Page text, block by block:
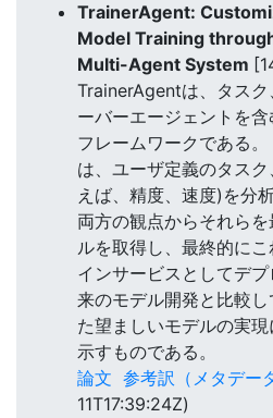
TrainerAgent:
Model Training
Multi-Agent System
TrainerAgentは、タス
ーバーエージェントを
フレームワークである
は、ユーザ定義のタス
えば、精度、速度)を分
両方の観点からそれら
ルを取得し、最終的に
インサービスとしてデ
来のモデル開発と比較
た望ましいモデルの実
示すものである。
論文 参考訳（メタデー
11T17:39:24Z)